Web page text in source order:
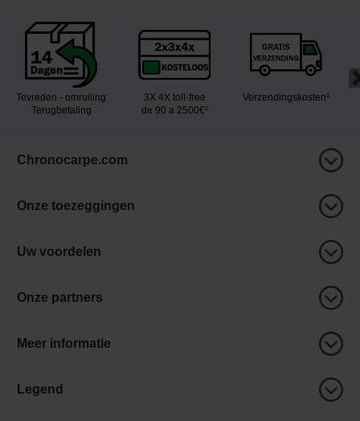
Tevreden - omruiling
Terugbetaling
3X 4X toll-free
de 90 a 2500€²
Verzendingskosten¹
Chronocarpe.com
Onze toezeggingen
Uw voordelen
Onze partners
Meer informatie
Legend